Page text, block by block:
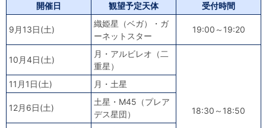
開催日 観望予定天体 受付時間
9月13日(土)
織姫星（ベガ）・ガ
ーネットスター
19:00～19:20
10月4日(土)
月・アルビレオ（二
重星）
18:30～18:50
11月1日(土) 月・土星
12月6日(土)
土星・M45（プレア
デス星団）